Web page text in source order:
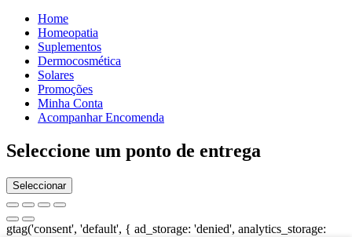
Home
Homeopatia
Suplementos
Dermocosmética
Solares
Promoções
Minha Conta
Acompanhar Encomenda
Seleccione um ponto de entrega
Seleccionar
gtag('consent', 'default', { ad_storage: 'denied', analytics_storage: